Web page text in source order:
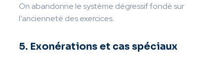
On abandonne le système dégressif fondé sur
l’ancienneté des exercices.
5. Exonérations et cas spéciaux